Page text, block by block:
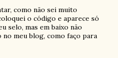
como não sei muito
o código e aparece só
selo, mas em baixo não
no meu blog, como faço para